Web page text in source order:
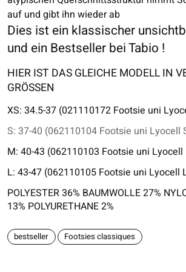
auf und gibt ihn wieder ab
Dies ist ein klassischer
und ein Bestseller bei Tabio !
HIER IST DAS GLEICHE MODELL IN
GRÖSSEN
XS: 34.5-37 (021110172 Footsie uni
S: 37-40 (062110104 Footsie uni Lyocell
M: 40-43 (062110103 Footsie uni Lyocell
L: 43-47 (062110105 Footsie uni Lyocell
POLYESTER 36% BAUMWOLLE 27%
13% POLYURETHANE 2%
bestseller Footsies classiques